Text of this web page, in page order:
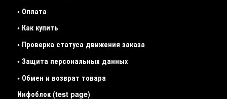
• Оплата
• Как купить
• Проверка статуса движения заказа
• Защита персональных данных
• Обмен и возврат товара
Инфоблок (test page)